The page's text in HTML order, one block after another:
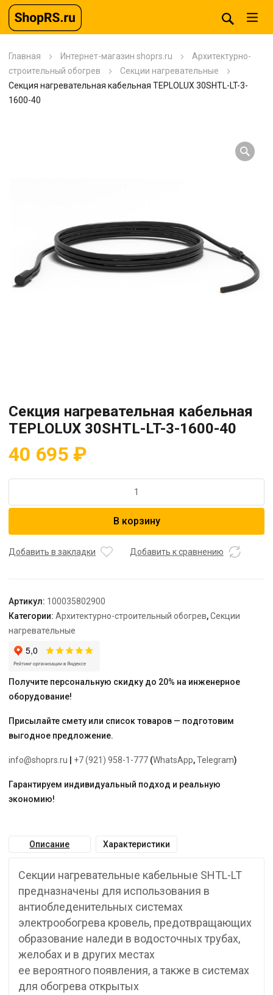
Главная Интернет-магазин shoprs.ru
Архитектурно-
строительный обогрев
Секции нагревательные
Секция нагревательная кабельная TEPLOLUX 30SHTL-LT-3-
1600-40
Секция нагревательная кабельная
TEPLOLUX 30SHTL-LT-3-1600-40
40 695 ₽
Секция
TEPLOLUX
1600-
40
В корзину
Добавить в закладки Добавить к сравнению
Артикул: 100035802900
Категории: Архитектурно-строительный обогрев,Секции
нагревательные
Получите персональную скидку до 20% на инженерное
оборудование!
Присылайте смету или список товаров — подготовим
выгодное предложение.
info@shoprs.ru +7 (921) 958-1-777 (WhatsApp,Telegram)
Гарантируем индивидуальный подход и реальную
экономию!
Описание Характеристики
Секции нагревательные кабельные SHTL-LT
предназначены для использования в
антиобледенительных системах
электрообогрева кровель, предотвращающих
образование наледи в водосточных трубах,
желобах и в других местах
ее вероятного появления, а также в системах
для обогрева открытых